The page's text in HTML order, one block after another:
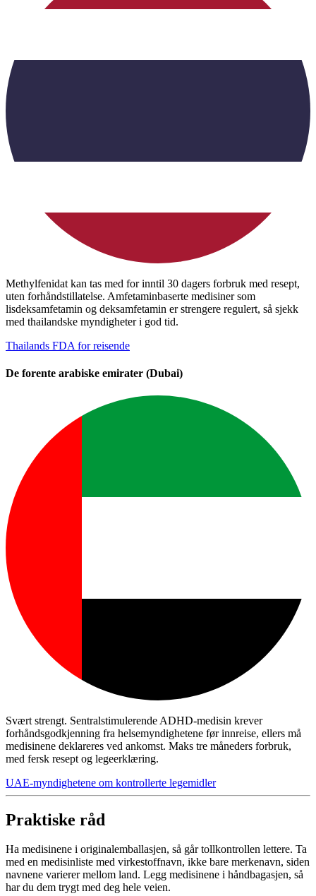
Methylfenidat kan tas med for inntil 30 dagers forbruk med resept,
uten forhåndstillatelse. Amfetaminbaserte medisiner som
lisdeksamfetamin og deksamfetamin er strengere regulert, så sjekk
med thailandske myndigheter i god tid.
Thailands FDA for reisende
De forente arabiske emirater (Dubai)
Svært strengt. Sentralstimulerende ADHD-medisin krever
forhåndsgodkjenning fra helsemyndighetene før innreise, ellers må
medisinene deklareres ved ankomst. Maks tre måneders forbruk,
med fersk resept og legeerklæring.
UAE-myndighetene om kontrollerte legemidler
Praktiske råd
Ha medisinene i originalemballasjen, så går tollkontrollen lettere. Ta
med en medisinliste med virkestoffnavn, ikke bare merkenavn, siden
navnene varierer mellom land. Legg medisinene i håndbagasjen, så
har du dem trygt med deg hele veien.